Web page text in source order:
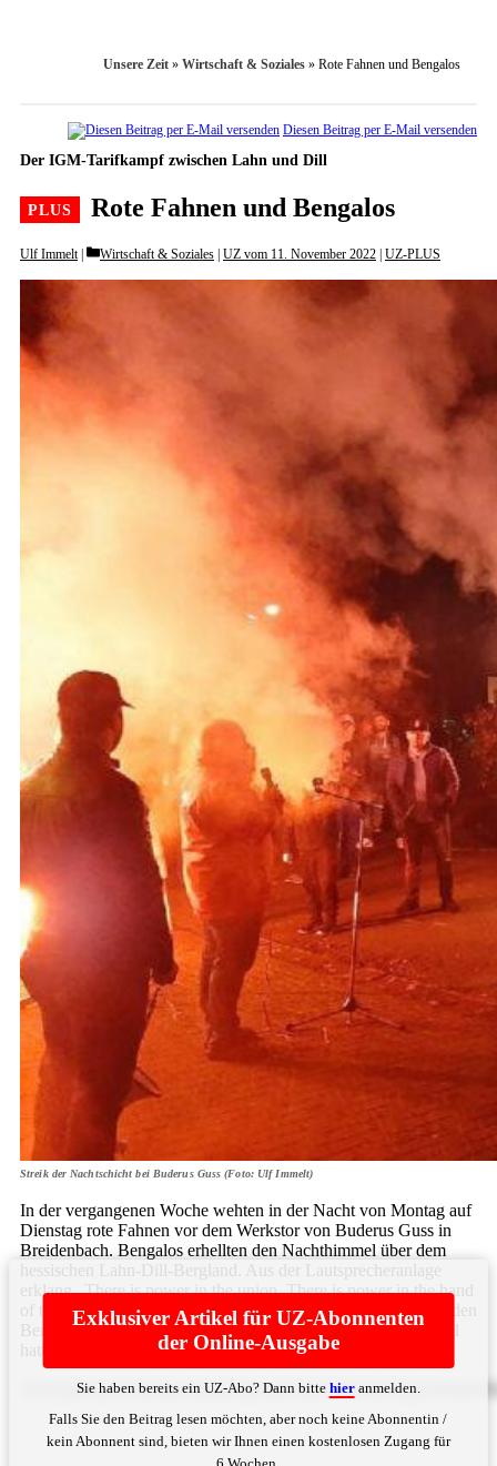
Unsere Zeit » Wirtschaft & Soziales » Rote Fahnen und Bengalos
Diesen Beitrag per E-Mail versenden
Der IGM-Tarifkampf zwischen Lahn und Dill
Rote Fahnen und Bengalos
Ulf Immelt Categories
Wirtschaft & Soziales UZ vom 11. November 2022 UZ-PLUS
Streik der Nachtschicht bei Buderus Guss (Foto: Ulf Immelt)
In der vergangenen Woche wehten in der Nacht von Montag auf
Dienstag rote Fahnen vor dem Werkstor von Buderus Guss in
Breidenbach. Bengalos erhellten den Nachthimmel über dem
hessischen Lahn-Dill-Bergland. Aus der Lautsprecheranlage
erklang „There is power in the union. There is power in the hand
of the workers“, eine Hymne von Billy Bragg auf die streikenden
Bergarbeiter in den 1980er Jahren in Britannien. Die IG Metall
hatte die Nachtschicht ... Bittehieranmelden
Exklusiver Artikel für UZ-Abonnenten
der Online-Ausgabe
Sie haben bereits ein UZ-Abo? Dann bitte hieranmelden.
Falls Sie den Beitrag lesen möchten, aber noch keine Abonnentin /
kein Abonnent sind, bieten wir Ihnen einen kostenlosen Zugang für